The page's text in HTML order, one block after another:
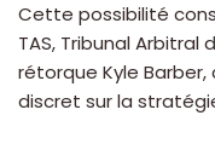
Cette possibilité
TAS, Tribunal Arbitral
rétorque Kyle
discret sur la